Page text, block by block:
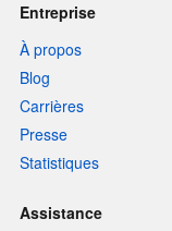
Entreprise
À propos
Blog
Carrières
Presse
Statistiques
Assistance